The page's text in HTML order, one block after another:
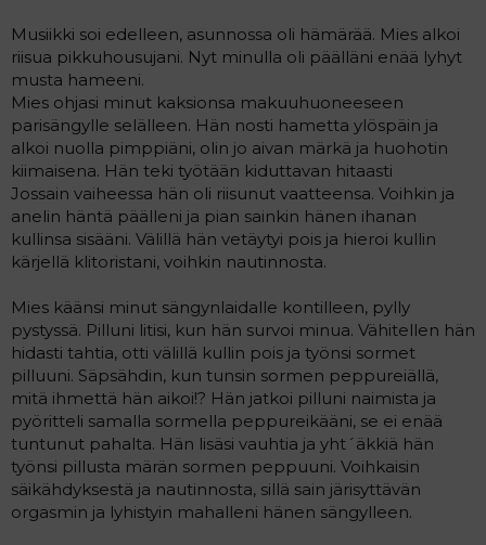
Musiikki soi edelleen, asunnossa oli hämärää. Mies alkoi
riisua pikkuhousujani. Nyt minulla oli päälläni enää lyhyt
musta hameeni.
Mies ohjasi minut kaksionsa makuuhuoneeseen
parisängylle selälleen. Hän nosti hametta ylöspäin ja
alkoi nuolla pimppiäni, olin jo aivan märkä ja huohotin
kiimaisena. Hän teki työtään kiduttavan hitaasti
Jossain vaiheessa hän oli riisunut vaatteensa. Voihkin ja
anelin häntä päälleni ja pian sainkin hänen ihanan
kullinsa sisääni. Välillä hän vetäytyi pois ja hieroi kullin
kärjellä klitoristani, voihkin nautinnosta.
Mies käänsi minut sängynlaidalle kontilleen, pylly
pystyssä. Pilluni litisi, kun hän survoi minua. Vähitellen hän
hidasti tahtia, otti välillä kullin pois ja työnsi sormet
pilluuni. Säpsähdin, kun tunsin sormen peppureiällä,
mitä ihmettä hän aikoi!? Hän jatkoi pilluni naimista ja
pyöritteli samalla sormella peppureikääni, se ei enää
tuntunut pahalta. Hän lisäsi vauhtia ja yht´äkkiä hän
työnsi pillusta märän sormen peppuuni. Voihkaisin
säikähdyksestä ja nautinnosta, sillä sain järisyttävän
orgasmin ja lyhistyin mahalleni hänen sängylleen.